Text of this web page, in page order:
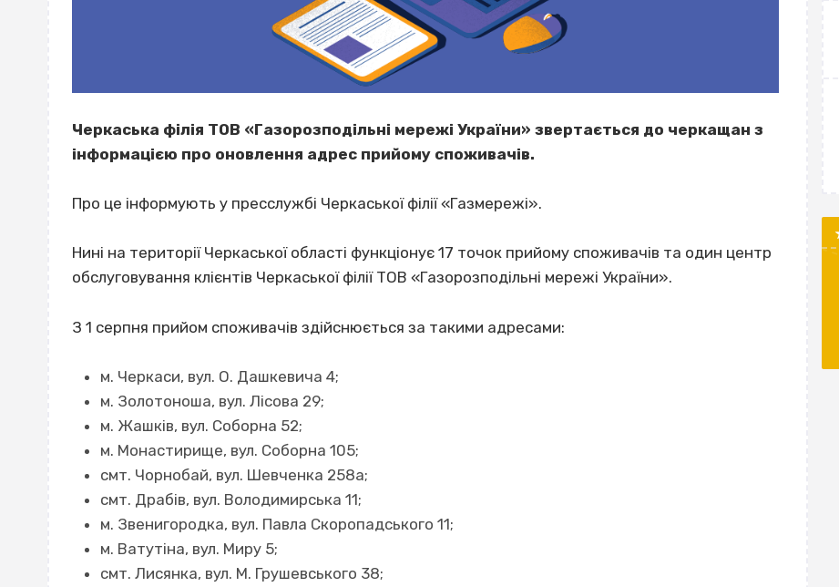
Черкаська філія ТОВ «Газорозподільні мережі України» звертається до черкащан з
інформацією про оновлення адрес прийому споживачів.
Про це інформують у пресслужбі Черкаської філії «Газмережі».
Нині на території Черкаської області функціонує 17 точок прийому споживачів та один центр
обслуговування клієнтів Черкаської філії ТОВ «Газорозподільні мережі України».
З 1 серпня прийом споживачів здійснюється за такими адресами:
м. Черкаси, вул. О. Дашкевича 4;
м. Золотоноша, вул. Лісова 29;
м. Жашків, вул. Соборна 52;
м. Монастирище, вул. Соборна 105;
смт. Чорнобай, вул. Шевченка 258а;
смт. Драбів, вул. Володимирська 11;
м. Звенигородка, вул. Павла Скоропадського 11;
м. Ватутіна, вул. Миру 5;
смт. Лисянка, вул. М. Грушевського 38;